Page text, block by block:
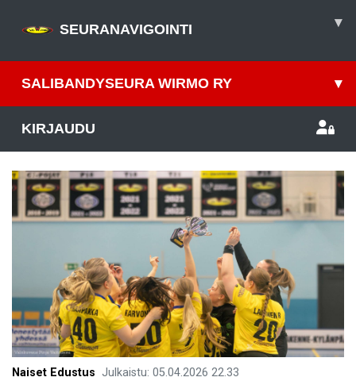
SEURANAVIGOINTI ▾
SALIBANDYSEURA WIRMO RY ▾
KIRJAUDU
Naiset Edustus Julkaistu: 05.04.2026 22.33